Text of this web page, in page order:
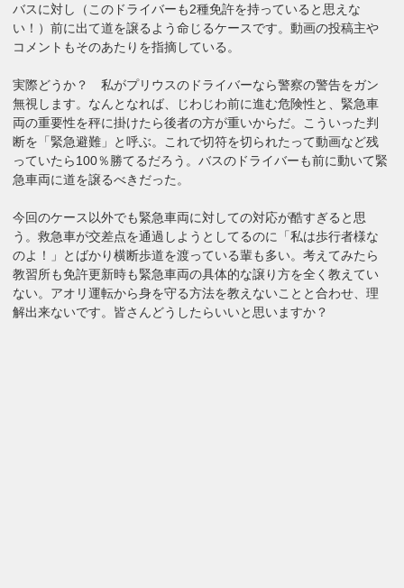
バスに対し（このドライバーも2種免許を持っていると思えな
い！）前に出て道を譲るよう命じるケースです。動画の投稿主や
コメントもそのあたりを指摘している。
実際どうか？ 私がプリウスのドライバーなら警察の警告をガン
無視します。なんとなれば、じわじわ前に進む危険性と、緊急車
両の重要性を秤に掛けたら後者の方が重いからだ。こういった判
断を「緊急避難」と呼ぶ。これで切符を切られたって動画など残
っていたら100％勝てるだろう。バスのドライバーも前に動いて緊
急車両に道を譲るべきだった。
今回のケース以外でも緊急車両に対しての対応が酷すぎると思
う。救急車が交差点を通過しようとしてるのに「私は歩行者様な
のよ！」とばかり横断歩道を渡っている輩も多い。考えてみたら
教習所も免許更新時も緊急車両の具体的な譲り方を全く教えてい
ない。アオリ運転から身を守る方法を教えないことと合わせ、理
解出来ないです。皆さんどうしたらいいと思いますか？